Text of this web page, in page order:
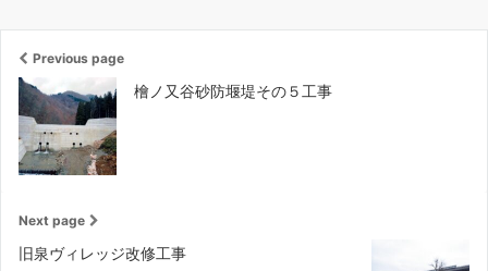
Previous page
檜ノ又谷砂防堰堤その５工事
Next page
旧泉ヴィレッジ改修工事